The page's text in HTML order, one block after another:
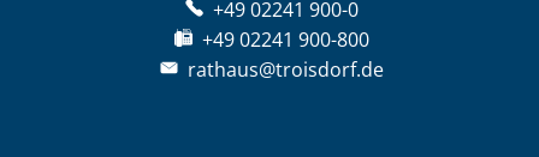
+49 02241 900-0
+49 02241 900-800
rathaus@troisdorf.de